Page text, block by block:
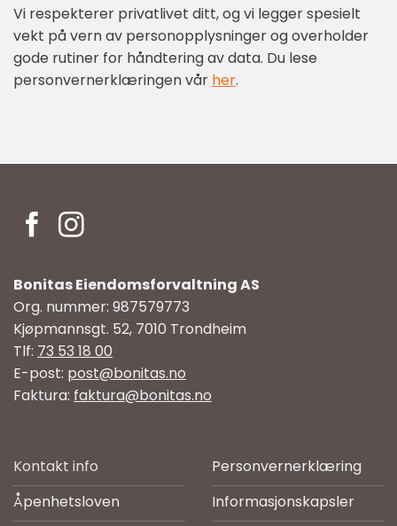
Vi respekterer privatlivet ditt, og vi legger spesielt
vekt på vern av personopplysninger og overholder
gode rutiner for håndtering av data. Du lese
personvernerklæringen vår her.
Bonitas Eiendomsforvaltning AS
Org. nummer: 987579773
Kjøpmannsgt. 52, 7010 Trondheim
Tlf: 73 53 18 00
E-post: post@bonitas.no
Faktura: faktura@bonitas.no
Kontakt info
Åpenhetsloven
Personvernerklæring
Informasjonskapsler